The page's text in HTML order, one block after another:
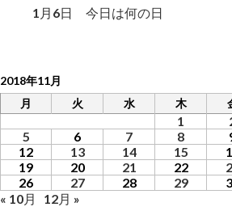
1月6日 今日は何の日
2018年11月
月
火 水 木
1
5
6 7 8
12
13 14 15
19
20 21 22
26
27 28 29
« 10月
12月 »